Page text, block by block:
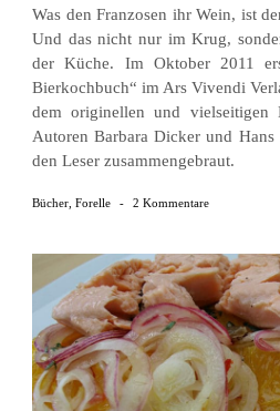
Was den Franzosen ihr Wein, ist
Und das nicht nur im Krug,
der Küche. Im Oktober 2011
Bierkochbuch“ im Ars Vivendi
dem originellen und vielseitigen
Autoren Barbara Dicker und
den Leser zusammengebraut.
Bücher, Forelle - 2 Kommentare